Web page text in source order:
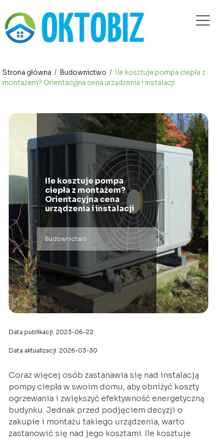
Strona główna / Budownictwo / Ile kosztuje pompa ciepła z
montażem? Orientacyjna cena urządzenia i instalacji
Ile kosztuje pompa
ciepła z montażem?
Orientacyjna cena
urządzenia i instalacji
Budownictwo
Data publikacji: 2023-06-22
Data aktualizacji: 2026-03-30
Coraz więcej osób zastanawia się nad instalacją
pompy ciepła w swoim domu, aby obniżyć koszty
ogrzewania i zwiększyć efektywność energetyczną
budynku. Jednak przed podjęciem decyzji o
zakupie i montażu takiego urządzenia, warto
zastanowić się nad jego kosztami. Ile kosztuje